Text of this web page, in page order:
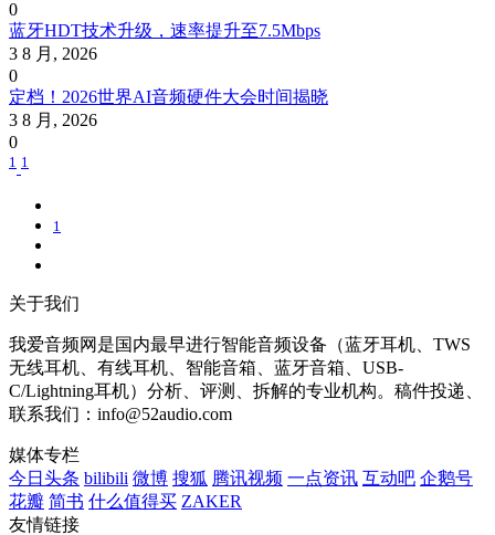
0
蓝牙HDT技术升级，速率提升至7.5Mbps
3 8 月, 2026
0
定档！2026世界AI音频硬件大会时间揭晓
3 8 月, 2026
0
1 1
1
关于我们
我爱音频网是国内最早进行智能音频设备（蓝牙耳机、TWS
无线耳机、有线耳机、智能音箱、蓝牙音箱、USB-
C/Lightning耳机）分析、评测、拆解的专业机构。稿件投递、
联系我们：info@52audio.com
媒体专栏
今日头条 bilibili 微博 搜狐 腾讯视频 一点资讯 互动吧 企鹅号
花瓣 简书 什么值得买 ZAKER
友情链接